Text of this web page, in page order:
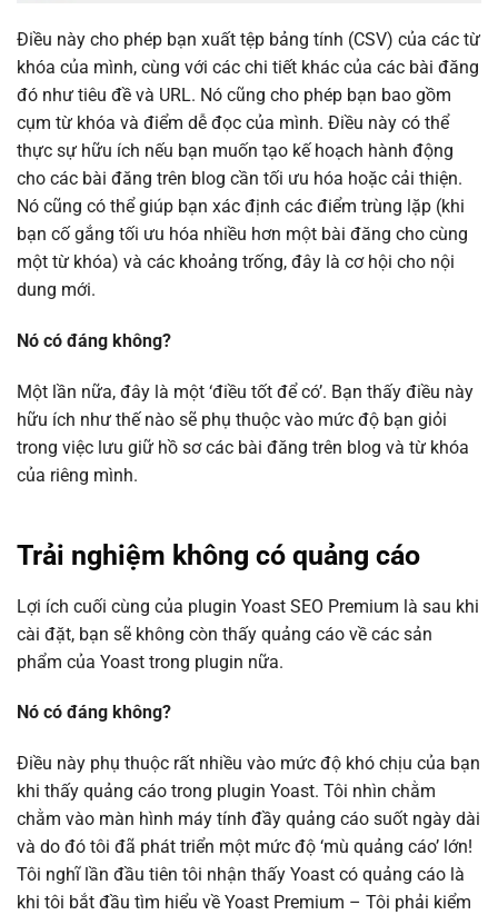
Điều này cho phép bạn xuất tệp bảng tính (CSV) của các từ
khóa của mình, cùng với các chi tiết khác của các bài đăng
đó như tiêu đề và URL. Nó cũng cho phép bạn bao gồm
cụm từ khóa và điểm dễ đọc của mình. Điều này có thể
thực sự hữu ích nếu bạn muốn tạo kế hoạch hành động
cho các bài đăng trên blog cần tối ưu hóa hoặc cải thiện.
Nó cũng có thể giúp bạn xác định các điểm trùng lặp (khi
bạn cố gắng tối ưu hóa nhiều hơn một bài đăng cho cùng
một từ khóa) và các khoảng trống, đây là cơ hội cho nội
dung mới.
Nó có đáng không?
Một lần nữa, đây là một ‘điều tốt để có’. Bạn thấy điều này
hữu ích như thế nào sẽ phụ thuộc vào mức độ bạn giỏi
trong việc lưu giữ hồ sơ các bài đăng trên blog và từ khóa
của riêng mình.
Trải nghiệm không có quảng cáo
Lợi ích cuối cùng của plugin Yoast SEO Premium là sau khi
cài đặt, bạn sẽ không còn thấy quảng cáo về các sản
phẩm của Yoast trong plugin nữa.
Nó có đáng không?
Điều này phụ thuộc rất nhiều vào mức độ khó chịu của bạn
khi thấy quảng cáo trong plugin Yoast. Tôi nhìn chằm
chằm vào màn hình máy tính đầy quảng cáo suốt ngày dài
và do đó tôi đã phát triển một mức độ ‘mù quảng cáo’ lớn!
Tôi nghĩ lần đầu tiên tôi nhận thấy Yoast có quảng cáo là
khi tôi bắt đầu tìm hiểu về Yoast Premium – Tôi phải kiểm